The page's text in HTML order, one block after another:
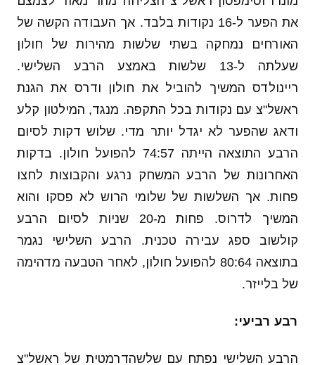
את הפער ל-16 נקודות בלבד. אך העבודה הקשה של
האורחים נמחקה בשתי שלשות מהירות של חולון
שעלתה ל-13 שלשות באמצע הרבע השלישי.
ריינולדס המשיך להוביל את חולון ודרס את הגנת
ראשל"צ עם נקודות בכל התקפה. מנגד, המילטון קלע
ודאג שהפער לא יגדל יותר מדי. שלוש דקות לסיום
הרבע התוצאה הייתה 74:57 להפועל חולון. בדקות
האחרונות של הרבע המשחק נרגע והקבוצות לחצו
פחות. אך השלשות של שלומי הרוש לא פסקו והוא
המשיך לדרוס. פחות מ-20 שניות לסיום הרבע
קולשוב ספג עבירה טכנית. הרבע השלישי נגמר
בתוצאה 80:64 להפועל חולון, לאחר הטבעה מדהימה
של בלייזר.
רבע רביעי:
הרבע השלישי נפתח עם שלשהדרמטית של ראשל"צ